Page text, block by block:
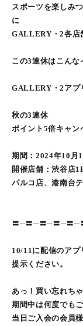
スポーツを楽しみ
に
GALLERY・2各店
この3連休はこん
GALLERY・2アプ
秋の3連休
ポイント5倍キャン
期間：2024年10月
開催店舗：渋谷店
パルコ店、港南台
〓─〓─〓─〓─〓─
10/11に配信のアプ
提示ください。
あっ！買い忘れち
期間中は何度でも
当日ご入会の会員